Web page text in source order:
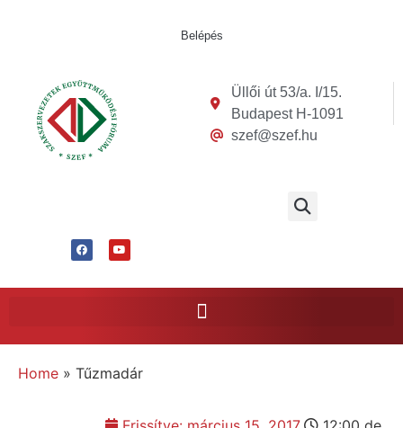
Belépés
Üllői út 53/a. I/15.
Budapest H-1091
szef@szef.hu
Home » Tűzmadár